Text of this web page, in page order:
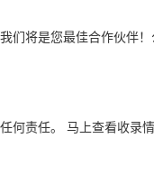
们将是您最佳合作伙伴！
何责任。
马上查看收录情